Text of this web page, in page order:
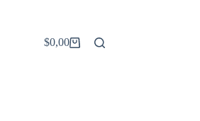
Carro
$0,00